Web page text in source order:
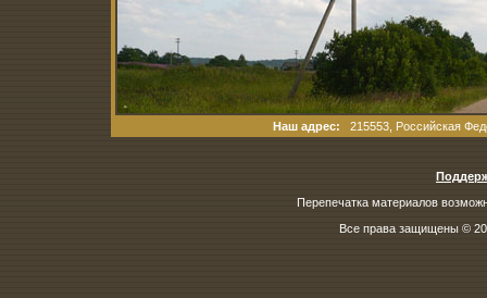
Наш адрес: 215553, Российская
Перепечатка материалов
Все права защищены ©